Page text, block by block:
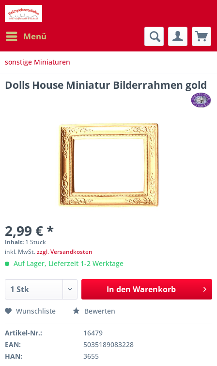
Menü
sonstige Miniaturen
Dolls House Miniatur Bilderrahmen gold
2,99 € *
Inhalt: 1 Stück
inkl. MwSt.zzgl. Versandkosten
Auf Lager, Lieferzeit 1-2 Werktage
In den Warenkorb
Wunschliste Bewerten
Artikel-Nr.:
16479
EAN:
5035189083228
HAN:
3655